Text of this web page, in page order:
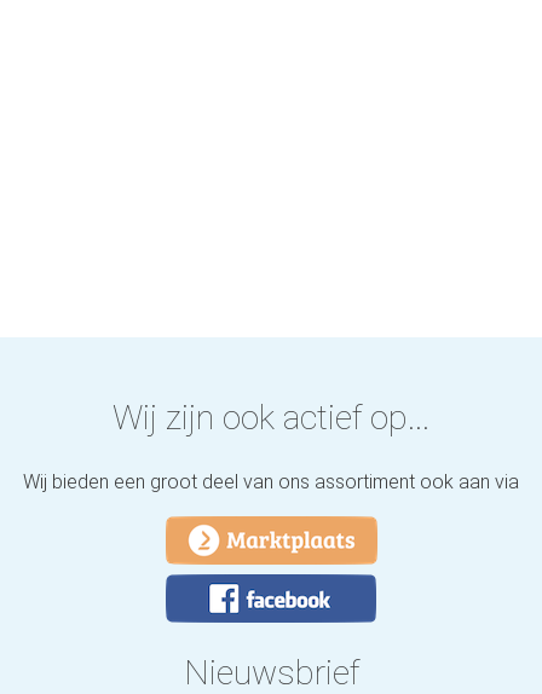
Wij zijn ook actief op...
Wij bieden een groot deel van ons assortiment ook aan via
Nieuwsbrief